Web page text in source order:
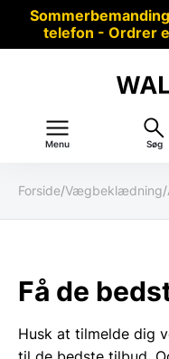
telefon - Ordrer
Menu Søg
Forside/Vægbeklædning/
Få de
Husk at tilmelde dig